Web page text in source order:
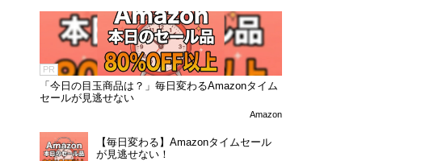
PR
「今日の目玉商品は？」毎日変わるAmazonタイム
セールが見逃せない
Amazon
【毎日変わる】Amazonタイムセール
が見逃せない！